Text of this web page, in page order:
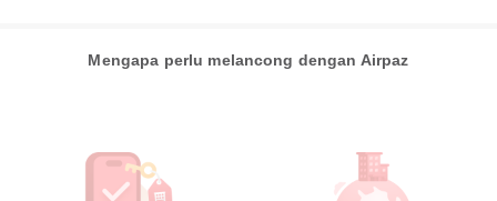
Mengapa perlu melancong dengan Airpaz